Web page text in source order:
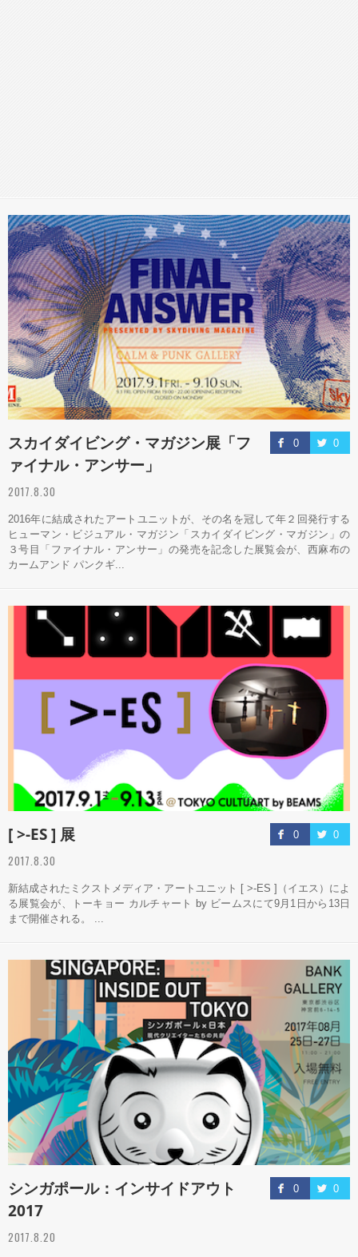
0 0
スカイダイビング・マガジン展「フ
ァイナル・アンサー」
2017.8.30
2016年に結成されたアートユニットが、その名を冠して年２回発行する
ヒューマン・ビジュアル・マガジン「スカイダイビング・マガジン」の
３号目「ファイナル・アンサー」の発売を記念した展覧会が、西麻布の
カームアンド パンクギ...
0 0
[ >-ES ] 展
2017.8.30
新結成されたミクストメディア・アートユニット [ >-ES ]（イエス）によ
る展覧会が、トーキョー カルチャート by ビームスにて9月1日から13日
まで開催される。 ...
0 0
シンガポール：インサイドアウト
2017
2017.8.20